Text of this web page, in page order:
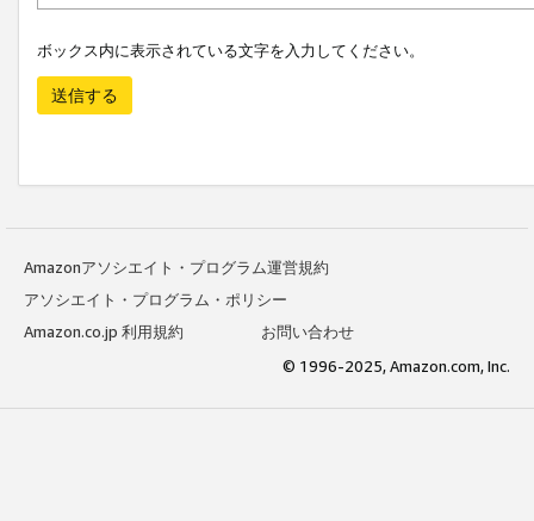
ボックス内に表示されている文字を入力してください。
送信する
Amazonアソシエイト・プログラム運営規約
アソシエイト・プログラム・ポリシー
Amazon.co.jp 利用規約
お問い合わせ
© 1996-2025, Amazon.com, Inc.